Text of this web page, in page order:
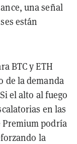
una señal
están
BTC y ETH
de la demanda
el alto al fuego
en las
Premium podría
la